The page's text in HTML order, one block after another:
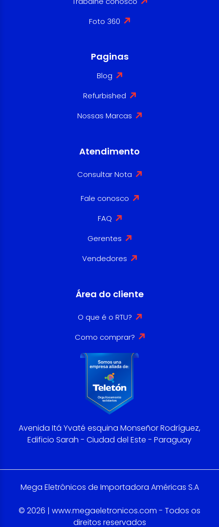
Foto 360
Paginas
Blog
Refurbished
Nossas Marcas
Atendimento
Consultar Nota
Fale conosco
FAQ
Gerentes
Vendedores
Área do cliente
O que é o RTU?
Como comprar?
Avenida Itá Yvaté esquina Monseñor Rodríguez,
Edificio Sarah - Ciudad del Este - Paraguay
Mega Eletrônicos de Importadora Américas S.A
© 2026 | www.megaeletronicos.com - Todos os
direitos reservados